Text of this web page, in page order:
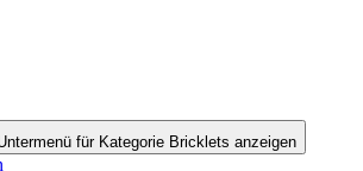
für Kategorie Bricklets anzeigen